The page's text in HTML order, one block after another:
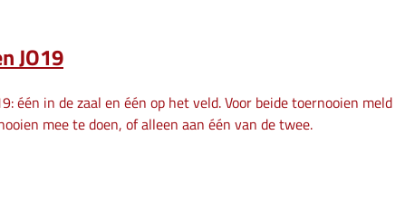
JO19
één in de zaal en één op het veld. Voor beide toernooien meld
mee te doen, of alleen aan één van de twee.